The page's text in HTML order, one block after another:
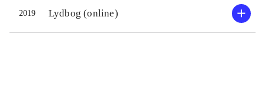
sommeren 1985. Romanen er
2019 Lydbog (online)